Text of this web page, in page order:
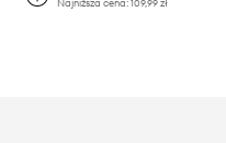
Najniższa cena:109,99 zł